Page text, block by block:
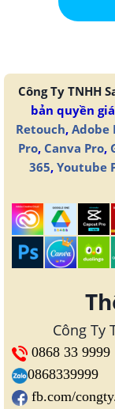
Công Ty TNHH
bản quyền
Retouch, Adobe
Pro, Canva Pro,
365, Youtube
Công Ty
0868 33 9999
0868339999
fb.com/